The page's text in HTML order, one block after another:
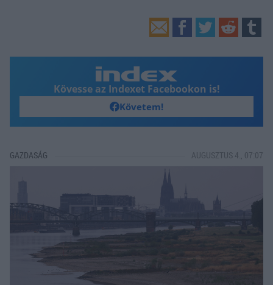
Kövesse az Indexet Facebookon is!
Követem!
GAZDASÁG AUGUSZTUS 4., 07:07